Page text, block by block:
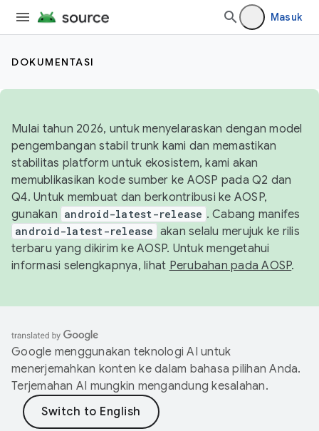
Masuk
DOKUMENTASI
Mulai tahun 2026, untuk menyelaraskan dengan model
pengembangan stabil trunk kami dan memastikan
stabilitas platform untuk ekosistem, kami akan
memublikasikan kode sumber ke AOSP pada Q2 dan
Q4. Untuk membuat dan berkontribusi ke AOSP,
gunakan android-latest-release . Cabang manifes
android-latest-release akan selalu merujuk ke rilis
terbaru yang dikirim ke AOSP. Untuk mengetahui
informasi selengkapnya, lihat Perubahan pada AOSP.
Google menggunakan teknologi AI untuk
menerjemahkan konten ke dalam bahasa pilihan Anda.
Terjemahan AI mungkin mengandung kesalahan.